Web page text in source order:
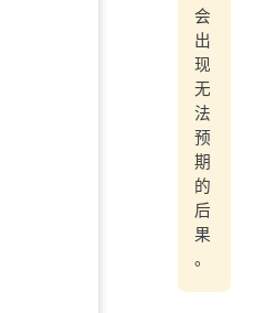
会
出
现
无
法
预
期
的
后
果
。